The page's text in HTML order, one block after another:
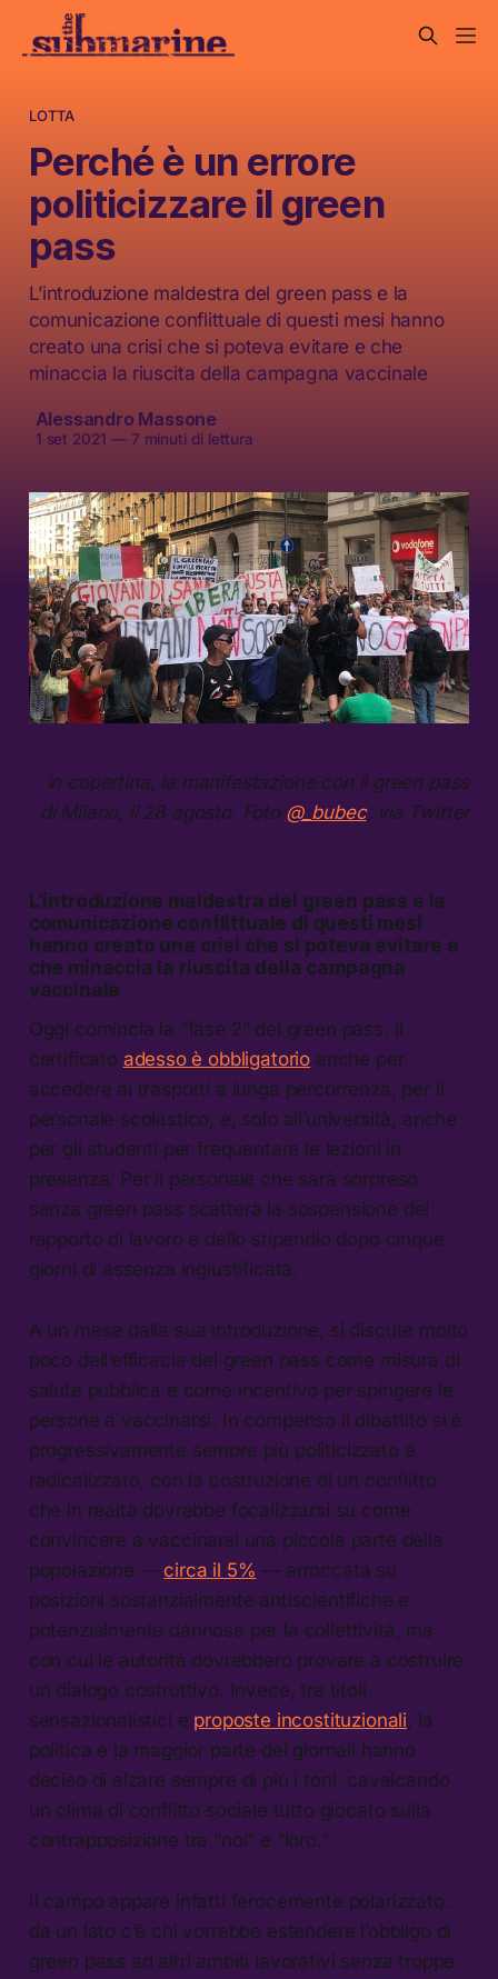
LOTTA
Perché è un errore
politicizzare il green
pass
L’introduzione maldestra del green pass e la
comunicazione conflittuale di questi mesi hanno
creato una crisi che si poteva evitare e che
minaccia la riuscita della campagna vaccinale
Alessandro Massone
1 set 2021 —7 minuti di lettura
in copertina, la manifestazione con il green pass
di Milano, il 28 agosto. Foto @_bubec, via Twitter
L’introduzione maldestra del green pass e la
comunicazione conflittuale di questi mesi
hanno creato una crisi che si poteva evitare e
che minaccia la riuscita della campagna
vaccinale
Oggi comincia la “fase 2” del green pass. Il
certificato adesso è obbligatorio anche per
accedere ai trasporti a lunga percorrenza, per il
personale scolastico, e, solo all’università, anche
per gli studenti per frequentare le lezioni in
presenza. Per il personale che sarà sorpreso
senza green pass scatterà la sospensione del
rapporto di lavoro e dello stipendio dopo cinque
giorni di assenza ingiustificata.
A un mese dalla sua introduzione, si discute molto
poco dell’efficacia del green pass come misura di
salute pubblica e come incentivo per spingere le
persone a vaccinarsi. In compenso il dibattito si è
progressivamente sempre più politicizzato e
radicalizzato, con la costruzione di un conflitto
che in realtà dovrebbe focalizzarsi su come
convincere a vaccinarsi una piccola parte della
popolazione — circa il 5% — arroccata su
posizioni sostanzialmente antiscientifiche e
potenzialmente dannose per la collettività, ma
con cui le autorità dovrebbero provare a costruire
un dialogo costruttivo. Invece, tra titoli
sensazionalistici e proposte incostituzionali, la
politica e la maggior parte dei giornali hanno
deciso di alzare sempre di più i toni, cavalcando
un clima di conflitto sociale tutto giocato sulla
contrapposizione tra “noi” e “loro.”
Il campo appare infatti ferocemente polarizzato:
da un lato c’è chi vorrebbe estendere l’obbligo di
green pass ad altri ambiti lavorativi senza troppe